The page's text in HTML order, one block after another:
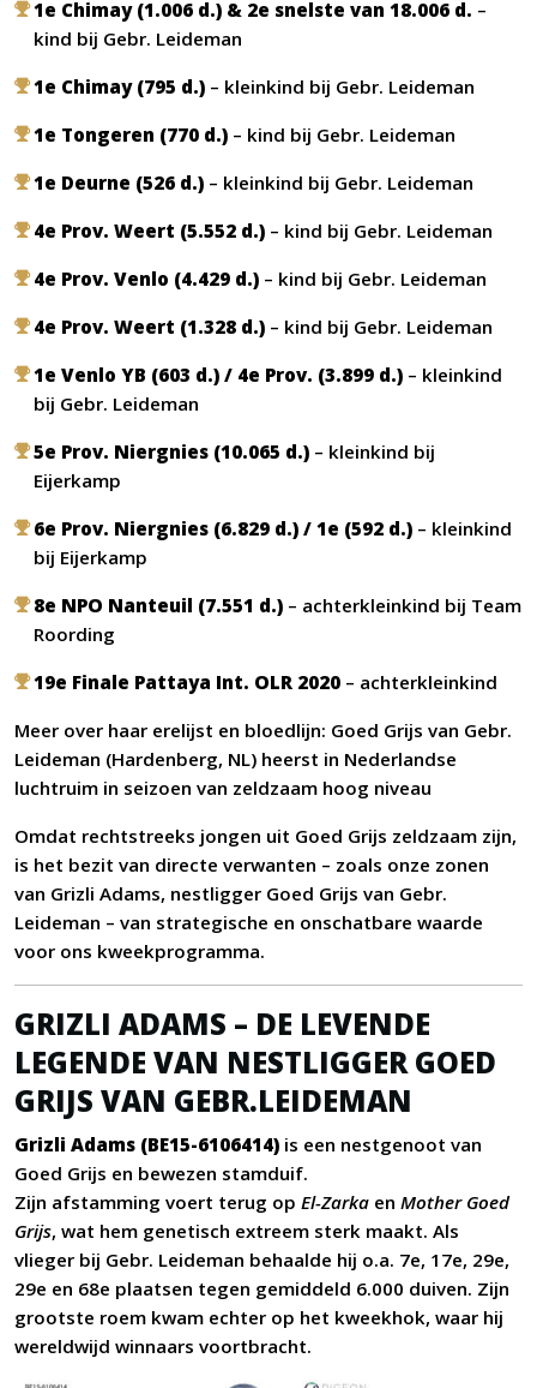
1e Chimay (1.006 d.) & 2e snelste van 18.006 d. –
kind bij Gebr. Leideman
1e Chimay (795 d.) – kleinkind bij Gebr. Leideman
1e Tongeren (770 d.) – kind bij Gebr. Leideman
1e Deurne (526 d.) – kleinkind bij Gebr. Leideman
4e Prov. Weert (5.552 d.) – kind bij Gebr. Leideman
4e Prov. Venlo (4.429 d.) – kind bij Gebr. Leideman
4e Prov. Weert (1.328 d.) – kind bij Gebr. Leideman
1e Venlo YB (603 d.) / 4e Prov. (3.899 d.) – kleinkind
bij Gebr. Leideman
5e Prov. Niergnies (10.065 d.) – kleinkind bij
Eijerkamp
6e Prov. Niergnies (6.829 d.) / 1e (592 d.) – kleinkind
bij Eijerkamp
8e NPO Nanteuil (7.551 d.) – achterkleinkind bij Team
Roording
19e Finale Pattaya Int. OLR 2020 – achterkleinkind
Meer over haar erelijst en bloedlijn: Goed Grijs van Gebr.
Leideman (Hardenberg, NL) heerst in Nederlandse
luchtruim in seizoen van zeldzaam hoog niveau
Omdat rechtstreeks jongen uit Goed Grijs zeldzaam zijn,
is het bezit van directe verwanten – zoals onze zonen
van Grizli Adams, nestligger Goed Grijs van Gebr.
Leideman – van strategische en onschatbare waarde
voor ons kweekprogramma.
GRIZLI ADAMS – DE LEVENDE
LEGENDE VAN NESTLIGGER GOED
GRIJS VAN GEBR.LEIDEMAN
Grizli Adams (BE15-6106414) is een nestgenoot van
Goed Grijs en bewezen stamduif.
Zijn afstamming voert terug op El-Zarka en Mother Goed
Grijs, wat hem genetisch extreem sterk maakt. Als
vlieger bij Gebr. Leideman behaalde hij o.a. 7e, 17e, 29e,
29e en 68e plaatsen tegen gemiddeld 6.000 duiven. Zijn
grootste roem kwam echter op het kweekhok, waar hij
wereldwijd winnaars voortbracht.